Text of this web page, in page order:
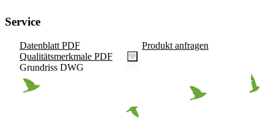
Service
Datenblatt PDF
Qualitätsmerkmale PDF
Grundriss DWG
Produkt anfragen